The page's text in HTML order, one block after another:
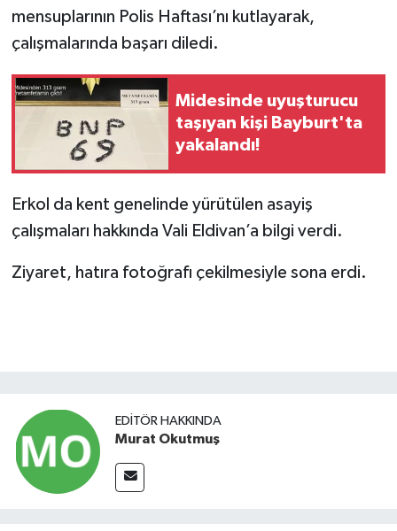
mensuplarının Polis Haftası’nı kutlayarak,
çalışmalarında başarı diledi.
Midesinde uyuşturucu
taşıyan kişi Bayburt'ta
yakalandı!
Erkol da kent genelinde yürütülen asayiş
çalışmaları hakkında Vali Eldivan’a bilgi verdi.
Ziyaret, hatıra fotoğrafı çekilmesiyle sona erdi.
EDITÖR HAKKINDA
Murat Okutmuş